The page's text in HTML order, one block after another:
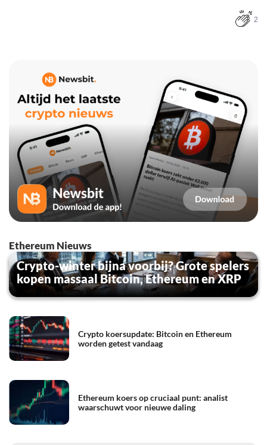
2
Ethereum Nieuws
Crypto-winter bijna voorbij? Grote spelers
kopen massaal Bitcoin, Ethereum en XRP
Crypto koersupdate: Bitcoin en Ethereum
worden getest vandaag
Ethereum koers op cruciaal punt: analist
waarschuwt voor nieuwe daling